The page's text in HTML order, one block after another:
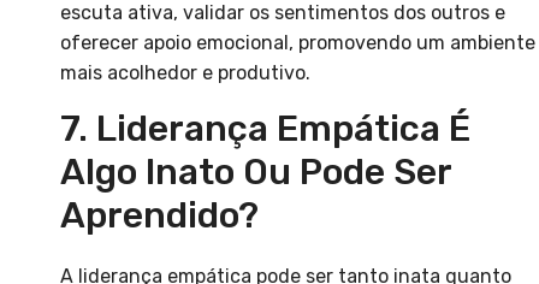
escuta ativa, validar os sentimentos dos outros e
oferecer apoio emocional, promovendo um ambiente
mais acolhedor e produtivo.
7. Liderança Empática É
Algo Inato Ou Pode Ser
Aprendido?
A liderança empática pode ser tanto inata quanto